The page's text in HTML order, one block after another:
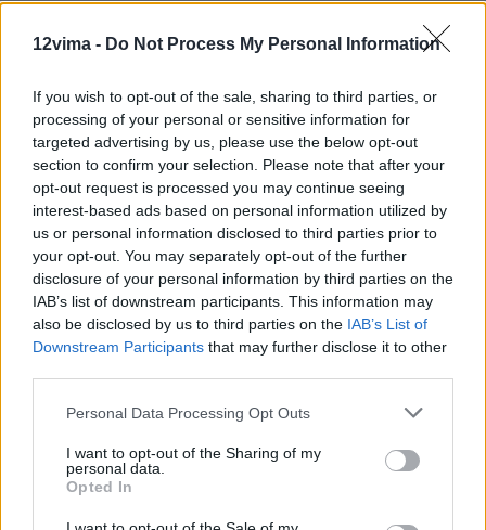
12vima - Do Not Process My Personal Information
If you wish to opt-out of the sale, sharing to third parties, or
processing of your personal or sensitive information for
targeted advertising by us, please use the below opt-out
section to confirm your selection. Please note that after your
opt-out request is processed you may continue seeing
interest-based ads based on personal information utilized by
us or personal information disclosed to third parties prior to
your opt-out. You may separately opt-out of the further
disclosure of your personal information by third parties on the
IAB’s list of downstream participants. This information may
also be disclosed by us to third parties on the IAB’s List of
Downstream Participants that may further disclose it to other
Personal Data Processing Opt Outs
I want to opt-out of the Sharing of my
personal data.
Opted In